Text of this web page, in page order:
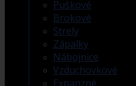
Puškové
Brokové
Strely
Zápalky
Nábojnice
Vzduchovkové
Expanzné